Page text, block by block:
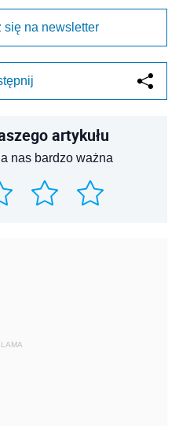
się na newsletter
artykułu
nas bardzo ważna